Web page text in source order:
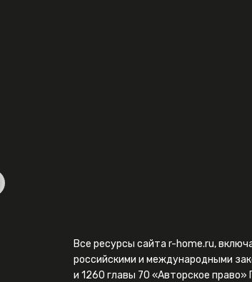
Все ресурсы сайта r-home.ru,
российскими и международными
и 1260 главы 70 «Авторское